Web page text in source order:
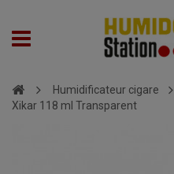
Humidificateur cigare
Xikar 118 ml Transparent